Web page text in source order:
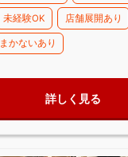
未経験OK 店舗展開あり
まかないあり
詳しく見る